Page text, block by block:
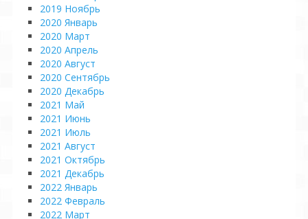
2019 Ноябрь
2020 Январь
2020 Март
2020 Апрель
2020 Август
2020 Сентябрь
2020 Декабрь
2021 Май
2021 Июнь
2021 Июль
2021 Август
2021 Октябрь
2021 Декабрь
2022 Январь
2022 Февраль
2022 Март